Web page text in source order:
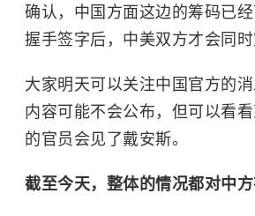
确认，中国方面这边的筹码已
握手签字后，中美双方才会同时
大家明天可以关注中国官方的
内容可能不会公布，但可以看
的官员会见了戴安斯。
截至今天，整体的情况都对中方